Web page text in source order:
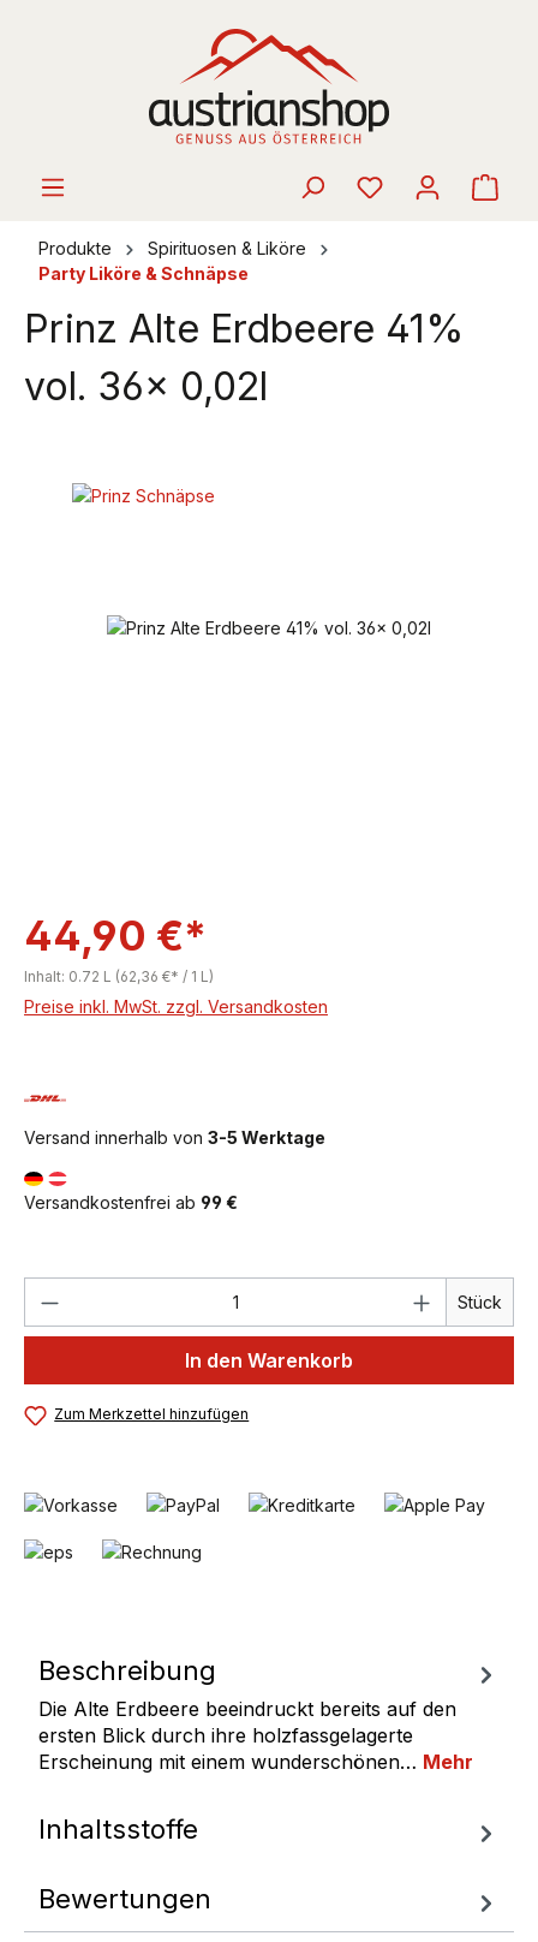
Produkte
Spirituosen & Liköre
Party Liköre & Schnäpse
Prinz Alte Erdbeere 41%
vol. 36x 0,02l
Bildergalerie überspringen
44,90 €*
Inhalt: 0.72 L (62,36 €* / 1 L)
Preise inkl. MwSt. zzgl. Versandkosten
Versand innerhalb von 3-5 Werktage
Versandkostenfrei ab 99 €
Produkt Anzahl: Gib den Stück
In den Warenkorb
Zum Merkzettel hinzufügen
Beschreibung
Die Alte Erdbeere beeindruckt bereits auf den
ersten Blick durch ihre holzfassgelagerte
Erscheinung mit einem wunderschönen… Mehr
Inhaltsstoffe
Bewertungen